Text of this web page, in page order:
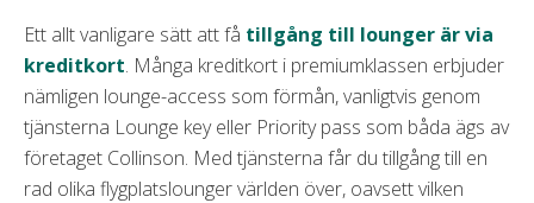
Ett allt vanligare sätt att få tillgång till lounger är via
kreditkort. Många kreditkort i premiumklassen erbjuder
nämligen lounge-access som förmån, vanligtvis genom
tjänsterna Lounge key eller Priority pass som båda ägs av
företaget Collinson. Med tjänsterna får du tillgång till en
rad olika flygplatslounger världen över, oavsett vilken